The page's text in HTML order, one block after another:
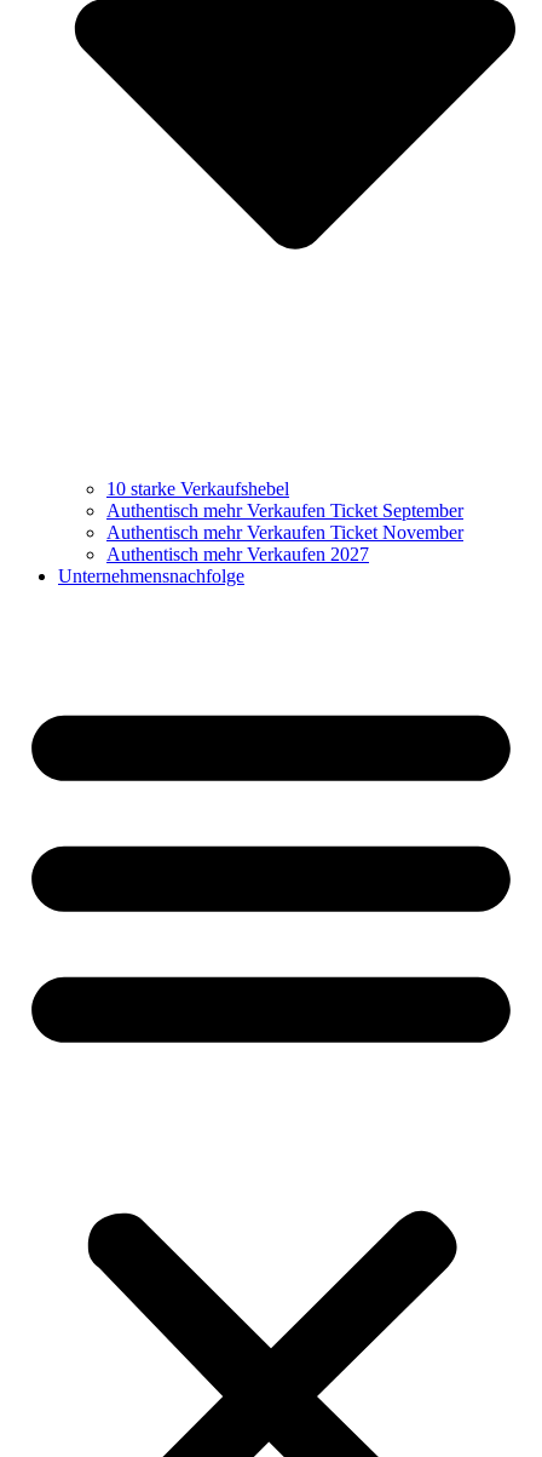
10 starke Verkaufshebel
Authentisch mehr Verkaufen Ticket September
Authentisch mehr Verkaufen Ticket November
Authentisch mehr Verkaufen 2027
Unternehmensnachfolge